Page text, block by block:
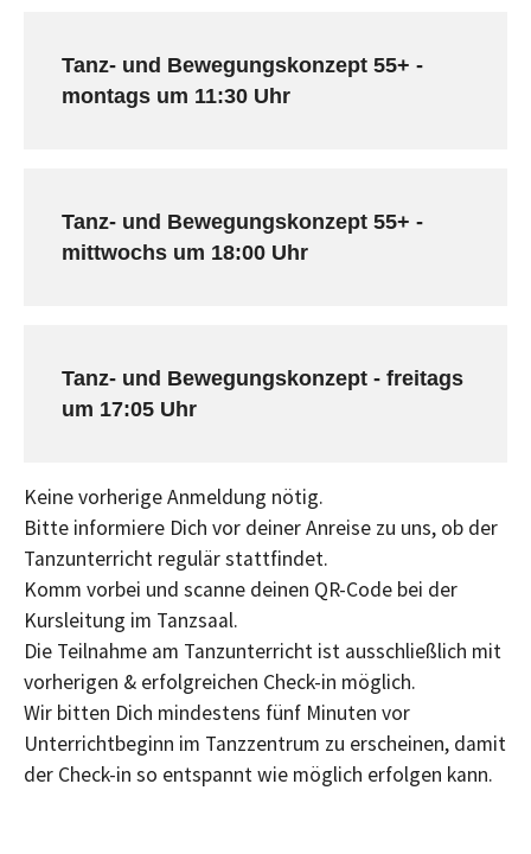
Tanz- und Bewegungskonzept 55+ -
montags um 11:30 Uhr
Tanz- und Bewegungskonzept 55+ -
mittwochs um 18:00 Uhr
Tanz- und Bewegungskonzept - freitags
um 17:05 Uhr
Keine vorherige Anmeldung nötig.
Bitte informiere Dich vor deiner Anreise zu uns, ob der
Tanzunterricht regulär stattfindet.
Komm vorbei und scanne deinen QR-Code bei der
Kursleitung im Tanzsaal.
Die Teilnahme am Tanzunterricht ist ausschließlich mit
vorherigen & erfolgreichen Check-in möglich.
Wir bitten Dich mindestens fünf Minuten vor
Unterrichtbeginn im Tanzzentrum zu erscheinen, damit
der Check-in so entspannt wie möglich erfolgen kann.